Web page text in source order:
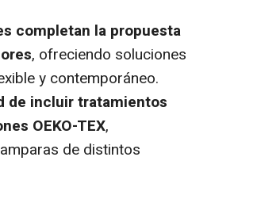
completan la propuesta
, ofreciendo soluciones
y contemporáneo.
de incluir tratamientos
OEKO-TEX,
de distintos